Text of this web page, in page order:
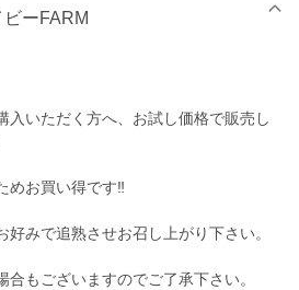
ーFARM
入いただく方へ、お試し価格で販売し
めお買い得です‼︎
みで追熟させお召し上がり下さい。
もございますのでご了承下さい。